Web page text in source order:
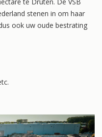
stenen in om haar
ook uw oude bestrating